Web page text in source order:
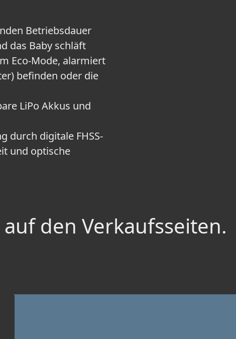
Betriebsdauer
das Baby schläft
Eco-Mode, alarmiert
befinden oder die
LiPo Akkus und
durch digitale FHSS-
und optische
den Verkaufsseiten.